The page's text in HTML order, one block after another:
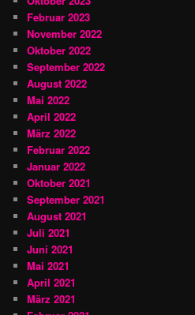
Februar 2023
November 2022
Oktober 2022
September 2022
August 2022
Mai 2022
April 2022
März 2022
Februar 2022
Januar 2022
Oktober 2021
September 2021
August 2021
Juli 2021
Juni 2021
Mai 2021
April 2021
März 2021